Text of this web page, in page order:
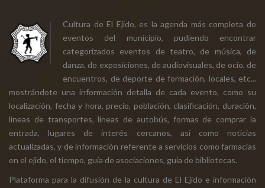
Cultura de El Ejido, es la agenda más completa de
eventos del municipio, pudiendo encontrar
categorizados eventos de teatro, de música, de
danza, de exposiciones, de audiovisuales, de ocio, de
encuentros, de deporte de formación, locales, etc...
mostrándote una información detalla de cada evento, como su
localización, fecha y hora, precio, población, clasificación, duración,
líneas de transportes, líneas de autobús, formas de comprar la
entrada, lugares de interés cercanos, así como noticias
actualizadas, y de información referente a servicios como farmacias
en el ejido, el tiempo, guía de asociaciones, guía de bibliotecas.
Plataforma para la difusión de la cultura de El Ejido e información